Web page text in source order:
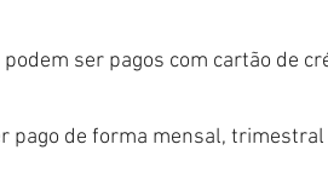
ser pagos com cartão de
pago de forma mensal,